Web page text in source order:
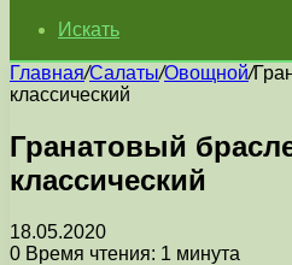
Искать
Главная/Салаты/Овощной/
классический
Гранатовый
классический
18.05.2020
0 Время чтения: 1 минута